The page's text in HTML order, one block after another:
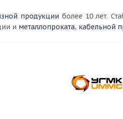
продукции более 10 лет.
и металлопроката, кабельной